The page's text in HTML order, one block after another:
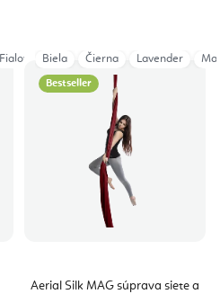
Fialová Šedá Tyrkysová Vínová
Bestseller
Aerial Silk MAG súprava siete a
Biela Čierna Lavender